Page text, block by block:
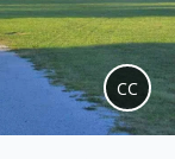
CC